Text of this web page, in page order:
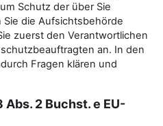
Schutz der über Sie
die Aufsichtsbehörde
zuerst den Verantwortlichen
an. In den
Fragen klären und
Abs. 2 Buchst. e EU-